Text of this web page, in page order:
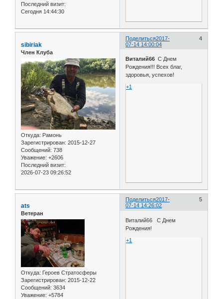
Последний визит:
Сегодня 14:44:30
Поделиться 4
2017-
07-14 14:00:04
sibiriak
Член Клуба
Откуда: Рамонь
Зарегистрирован: 2015-12-27
Сообщений: 738
Уважение: +2606
Последний визит:
2026-07-23 09:26:52
Виталий66С Днем
Рождения!!! Всех благ,
здоровья, успехов!
+1
Поделиться 5
2017-
07-14 14:26:02
ats
Ветеран
Откуда: Героев Стратосферы
Зарегистрирован: 2015-12-22
Сообщений: 3634
Уважение: +5784
Виталий66 С Днем
Рождения!
+1